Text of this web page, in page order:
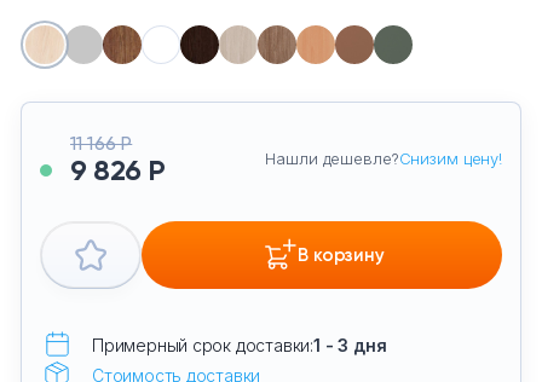
11 166 Р
9 826 Р Нашли дешевле?Снизим цену!
В корзину
Примерный срок доставки:1 - 3 дня
Стоимость доставки
Сейфы и металлическая мебель
Обеденная зона
Искусственные растения
Кашпо